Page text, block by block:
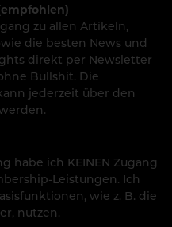
zu allen Artikeln,
die besten News und
direkt per Newsletter
Bullshit. Die
jederzeit über den
habe ich KEINEN Zugang
Leistungen. Ich
wie z. B. die
nutzen.